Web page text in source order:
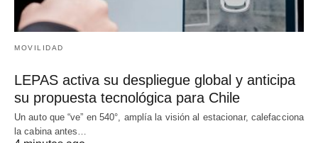
MOVILIDAD
LEPAS activa su despliegue global y anticipa
su propuesta tecnológica para Chile
Un auto que “ve” en 540°, amplía la visión al estacionar, calefacciona
la cabina antes…